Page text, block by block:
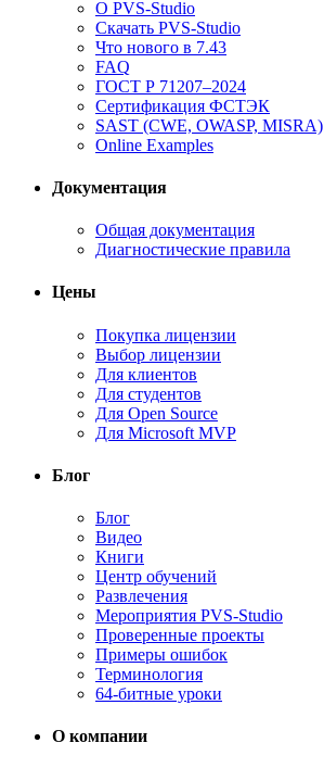
О PVS-Studio
Скачать PVS-Studio
Что нового в 7.43
FAQ
ГОСТ Р 71207–2024
Сертификация ФСТЭК
SAST (CWE, OWASP, MISRA)
Online Examples
Документация
Общая документация
Диагностические правила
Цены
Покупка лицензии
Выбор лицензии
Для клиентов
Для студентов
Для Open Source
Для Microsoft MVP
Блог
Блог
Видео
Книги
Центр обучений
Развлечения
Мероприятия PVS-Studio
Проверенные проекты
Примеры ошибок
Терминология
64-битные уроки
О компании